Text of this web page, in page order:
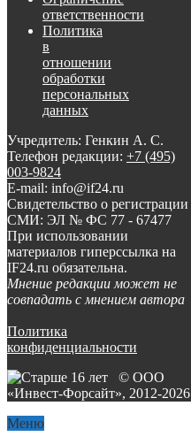
ответственности
Политика
в
отношении
обработки
персональных
данных
Учредитель: Генкин А. С.
Телефон редакции: +7 (495)
003-9824
E-mail: info@if24.ru
Свидетельство о регистрации
СМИ: ЭЛ № ФС 77 - 67477
При использовании
материалов гиперссылка на
IF24.ru обязательна.
Мнение редакции может не
совпадать с мнением автора
Политика
конфиденциальности
© ООО
«Инвест-Форсайт», 2012-2026
Меню